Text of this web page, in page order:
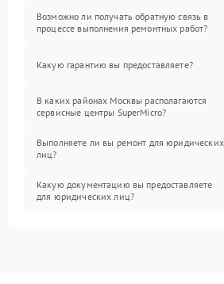
Возможно ли получать обратную связь в
процессе выполнения ремонтных работ?
Какую гарантию вы предоставляете?
В каких районах Москвы располагаются
сервисные центры SuperMicro?
Выполняете ли вы ремонт для юридических
лиц?
Какую документацию вы предоставляете
для юридических лиц?